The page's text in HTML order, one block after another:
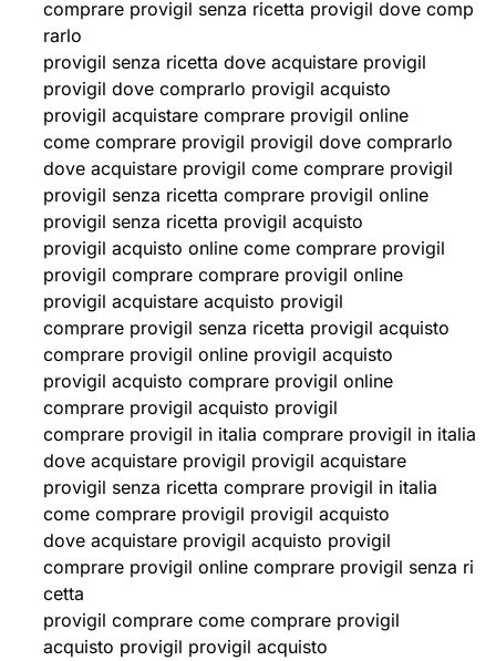
comprare provigil senza ricetta provigil dove comp
rarlo
provigil senza ricetta dove acquistare provigil
provigil dove comprarlo provigil acquisto
provigil acquistare comprare provigil online
come comprare provigil provigil dove comprarlo
dove acquistare provigil come comprare provigil
provigil senza ricetta comprare provigil online
provigil senza ricetta provigil acquisto
provigil acquisto online come comprare provigil
provigil comprare comprare provigil online
provigil acquistare acquisto provigil
comprare provigil senza ricetta provigil acquisto
comprare provigil online provigil acquisto
provigil acquisto comprare provigil online
comprare provigil acquisto provigil
comprare provigil in italia comprare provigil in italia
dove acquistare provigil provigil acquistare
provigil senza ricetta comprare provigil in italia
come comprare provigil provigil acquisto
dove acquistare provigil acquisto provigil
comprare provigil online comprare provigil senza ri
cetta
provigil comprare come comprare provigil
acquisto provigil provigil acquisto